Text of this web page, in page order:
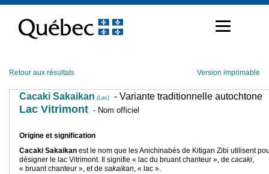
contenu
Retour aux résultats Version imprimable
Cacaki Sakaikan (Lac) - Variante traditionnelle autochtone
Lac Vitrimont - Nom officiel
Origine et signification
Cacaki Sakaikan est le nom que les Anichinabés de Kitigan Zibi utilisent
désigner le lac Vitrimont. Il signifie « lac du bruant chanteur », de cacaki,
« bruant chanteur », et de sakaikan, « lac ».